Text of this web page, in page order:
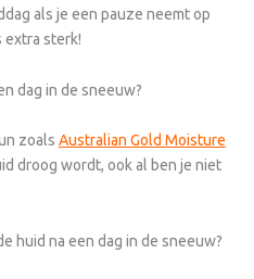
als je een pauze neemt op
extra sterk!
dag in de sneeuw?
zoals Australian Gold Moisture
droog wordt, ook al ben je niet
huid na een dag in de sneeuw?